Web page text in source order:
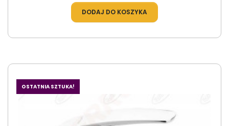
DODAJ DO KOSZYKA
OSTATNIA SZTUKA!